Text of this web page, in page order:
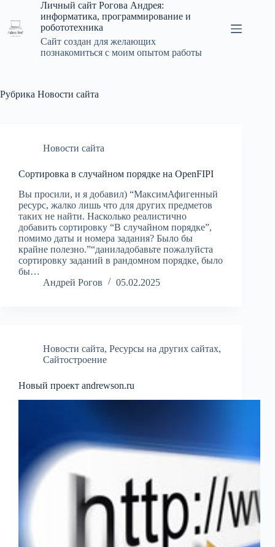
сути
Личный сайт Рогова Андрея:
информатика, программирование и
робототехника
Сайт создан для желающих
познакомиться с моим опытом работы
Рубрика Новости сайта
Новости сайта
Сортировка в случайном порядке на OpenFIPI
Вы просили, и я добавил) “МаксимАфигенный
ресурс, жалко лишь что для других предметов
таких не найти. Насколько реалистично
добавить сортировку “В случайном порядке”,
помимо даты и номера задания? Было бы
крайне полезно.”“даниладобавьте пожалуйста
сортировку заданий в рандомном порядке, было
бы…
Андрей Рогов
05.02.2025
Новости сайта, Ресурсы на других сайтах,
Сайтостроение
Новый проект andrewson.ru